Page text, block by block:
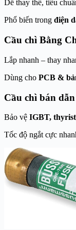
Dễ thay thế, tiêu
Phổ biến trong điện
Cầu chì Bằng
Lắp nhanh – thay
Dùng cho PCB &
Cầu chì bán
Bảo vệ IGBT,
Tốc độ ngắt cực